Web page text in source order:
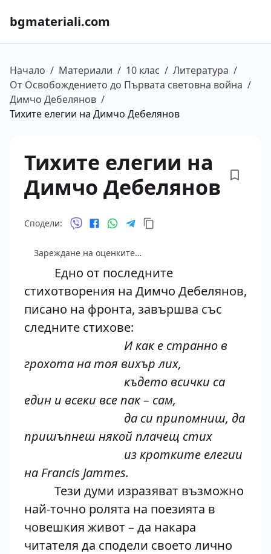
bgmateriali.com
Начало / Материали / 10 клас / Литература /
От Освобождението до Първата световна война /
Димчо Дебелянов /
Тихите елегии на Димчо Дебелянов
Тихите елегии на
Димчо Дебелянов
Сподели:
Зареждане на оценките…
Едно от последните
стихотворения на Димчо Дебелянов,
писано на фронта, завършва със
следните стихове:
И как е странно в
грохота на тоя вихър лих,
където всички са
един и всеки все пак – сам,
да си припомниш, да
пришъпнеш някой плачещ стих
из кротките елегии
на Francis Jammes.
Тези думи изразяват възможно
най-точно ролята на поезията в
човешкия живот – да накара
читателя да сподели своето лично